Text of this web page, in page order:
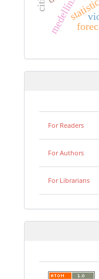
medellín.
For Readers
For Authors
For Librarians